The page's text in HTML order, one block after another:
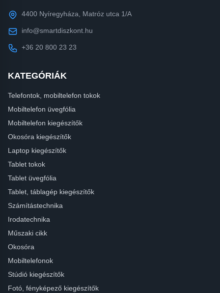
4400 Nyíregyháza, Matróz utca 1/A
info@smartdiszkont.hu
+36 20 800 23 23
KATEGÓRIÁK
Telefontok, mobiltelefon tokok
Mobiltelefon üvegfólia
Mobiltelefon kiegészítők
Okosóra kiegészítők
Laptop kiegészítők
Tablet tokok
Tablet üvegfólia
Tablet, táblagép kiegészítők
Számítástechnika
Irodatechnika
Műszaki cikk
Okosóra
Mobiltelefonok
Stúdió kiegészítők
Fotó, fényképező kiegészítők